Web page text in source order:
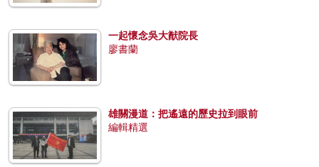
一起懷念吳大猷院長
廖書蘭
雄關漫道：把遙遠的歷史拉到眼前
編輯精選